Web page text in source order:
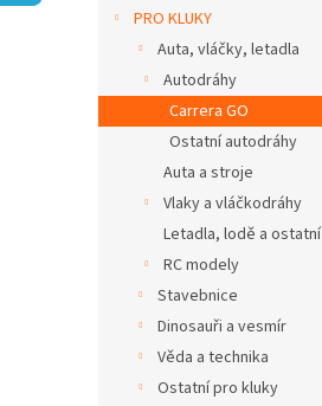
PRO KLUKY
Auta, vláčky, letadla
Autodráhy
Carrera GO
Ostatní autodráhy
Auta a stroje
Vlaky a vláčkodráhy
Letadla, lodě a ostatní
RC modely
Stavebnice
Dinosauři a vesmír
Věda a technika
Ostatní pro kluky